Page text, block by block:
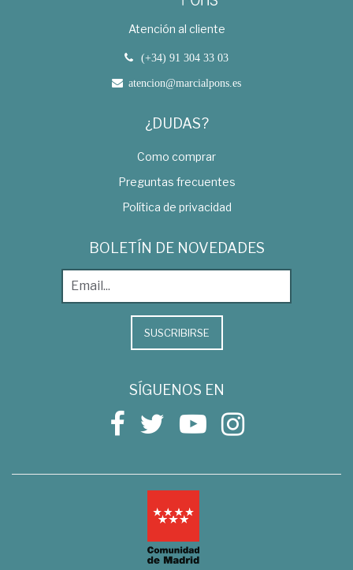
Atención al cliente
(+34) 91 304 33 03
atencion@marcialpons.es
¿DUDAS?
Como comprar
Preguntas frecuentes
Política de privacidad
BOLETÍN DE NOVEDADES
SUSCRIBIRSE
SÍGUENOS EN